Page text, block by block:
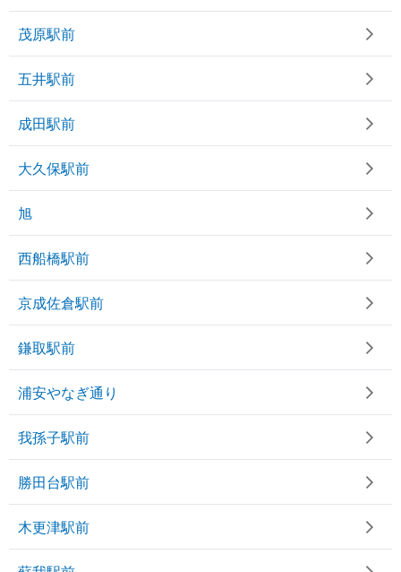
茂原駅前
五井駅前
成田駅前
大久保駅前
旭
西船橋駅前
京成佐倉駅前
鎌取駅前
浦安やなぎ通り
我孫子駅前
勝田台駅前
木更津駅前